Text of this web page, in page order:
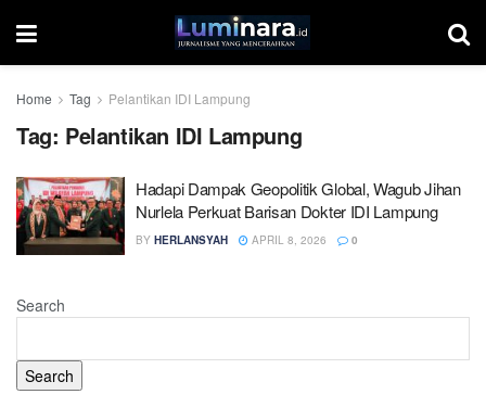
Home Tag Pelantikan IDI Lampung
Tag: Pelantikan IDI Lampung
Hadapi Dampak Geopolitik Global, Wagub Jihan
Nurlela Perkuat Barisan Dokter IDI Lampung
BY HERLANSYAH APRIL 8, 2026 0
Search
Search